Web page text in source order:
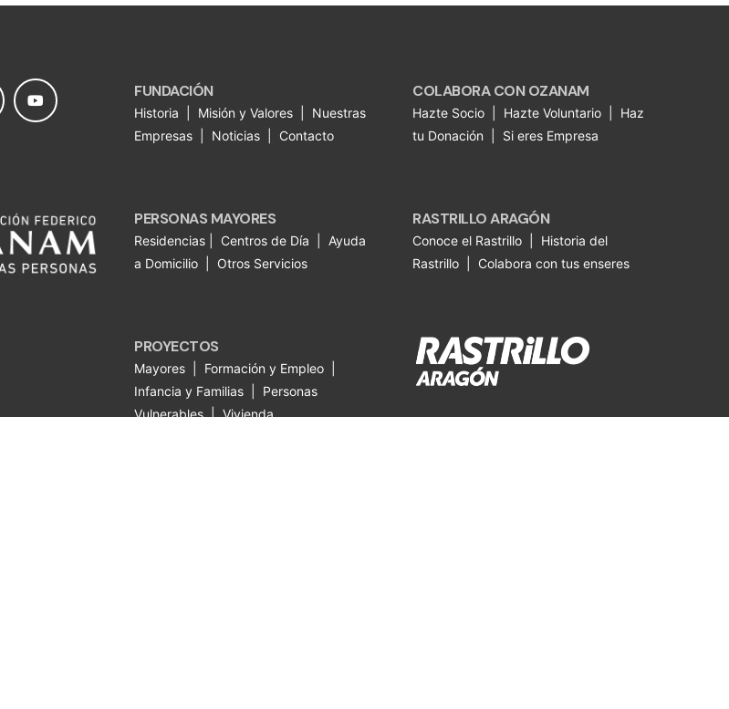
FUNDACIÓN
Historia Misión y Valores
Nuestras
Empresas
Noticias Contacto
PERSONAS MAYORES
Residencias Centros de Día
Ayuda
a Domicilio
Otros Servicios
PROYECTOS
Mayores Formación y Empleo
Infancia y Familias
Personas
Vulnerables|Vivienda
COLABORA CON OZANAM
Hazte Socio Hazte Voluntario
Haz
tu Donación
Si eres Empresa
RASTRILLO ARAGÓN
Conoce el Rastrillo
Historia del
Rastrillo
Colabora con tus enseres